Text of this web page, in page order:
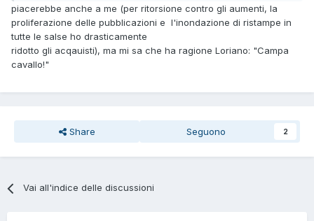
piacerebbe anche a me (per ritorsione contro gli aumenti, la
proliferazione delle pubblicazioni e l'inondazione di ristampe in
tutte le salse ho drasticamente
ridotto gli acqauisti), ma mi sa che ha ragione Loriano: "Campa
cavallo!"
Share Seguono 2
Vai all'indice delle discussioni